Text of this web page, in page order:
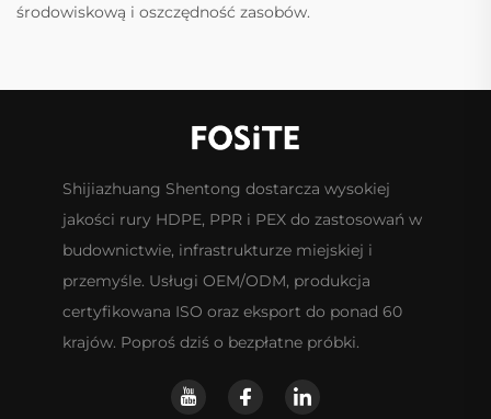
środowiskową i oszczędność zasobów.
Shijiazhuang Shentong dostarcza wysokiej
jakości rury HDPE, PPR i PEX do zastosowań w
budownictwie, infrastrukturze miejskiej i
przemyśle. Usługi OEM/ODM, produkcja
certyfikowana ISO oraz eksport do ponad 60
krajów. Poproś dziś o bezpłatne próbki.